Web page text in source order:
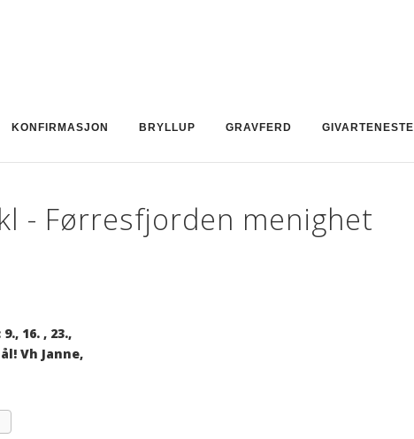
KONFIRMASJON BRYLLUP GRAVFERD GIVARTENESTE
- Førresfjorden menighet
16. , 23.,
Vh Janne,